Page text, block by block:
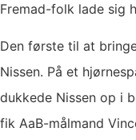
Fremad-folk lade sig
Den første til at
Nissen. På et
dukkede Nissen op i
fik AaB-målmand